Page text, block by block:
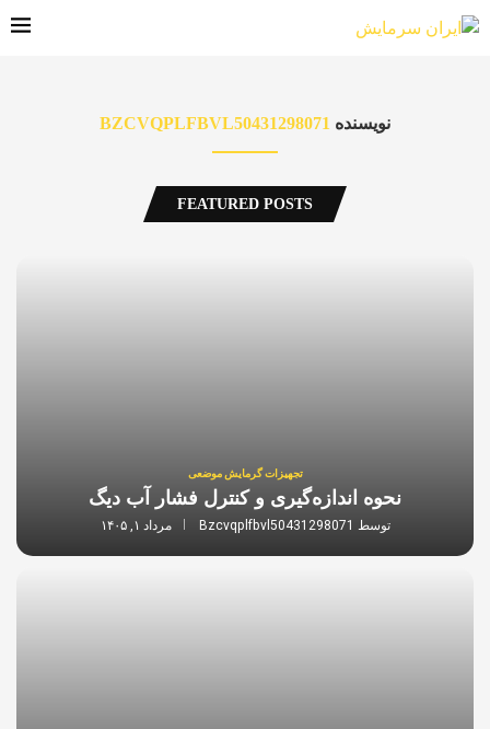
نویسنده BZCVQPLFBVL50431298071
FEATURED POSTS
تجهیزات گرمایش موضعی
نحوه اندازه‌گیری و کنترل فشار آب دیگ
توسط Bzcvqplfbvl50431298071 مرداد ۱, ۱۴۰۵